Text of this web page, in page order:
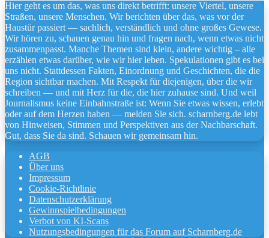
Hier geht es um das, was uns direkt betrifft: unsere Viertel, unsere
Straßen, unsere Menschen. Wir berichten über das, was vor der
Haustür passiert — sachlich, verständlich und ohne großes Gewese.
Wir hören zu, schauen genau hin und fragen nach, wenn etwas nicht
zusammenpasst. Manche Themen sind klein, andere wichtig – alle
erzählen etwas darüber, wie wir hier leben. Spekulationen gibt es bei
uns nicht. Stattdessen Fakten, Einordnung und Geschichten, die die
Region sichtbar machen. Mit Respekt für diejenigen, über die wir
schreiben — und mit Herz für die, die hier zuhause sind. Und weil
Journalismus keine Einbahnstraße ist: Wenn Sie etwas wissen, erlebt
oder auf dem Herzen haben — melden Sie sich. scharnberg.de lebt
von Hinweisen, Stimmen und Perspektiven aus der Nachbarschaft.
Gut, dass Sie da sind. Schauen wir gemeinsam hin.
AGB
Über uns
Impressum
Cookie-Richtlinie
Datenschutzerklärung
Gewinnspielbedingungen
Verbot von KI-Scans
Nutzungsbedingungen für das Forum auf Scharnberg.de